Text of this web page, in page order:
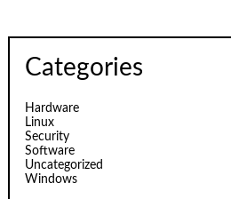
Categories
Hardware
Linux
Security
Software
Uncategorized
Windows